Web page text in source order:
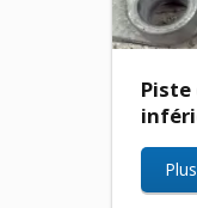
Piste
Plus